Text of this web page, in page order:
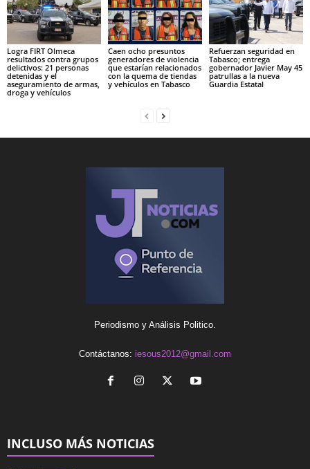
Logra FIRT Olmeca
resultados contra grupos
delictivos: 21 personas
detenidas y el
aseguramiento de armas,
droga y vehículos
Caen ocho presuntos
generadores de violencia
que estarían relacionados
con la quema de tiendas
y vehículos en Tabasco
Refuerzan seguridad en
Tabasco; entrega
gobernador Javier May 45
patrullas a la nueva
Guardia Estatal
Periodismo y Análisis Politico.
Contáctanos: iesous2012@gmail.com
INCLUSO MÁS NOTICIAS